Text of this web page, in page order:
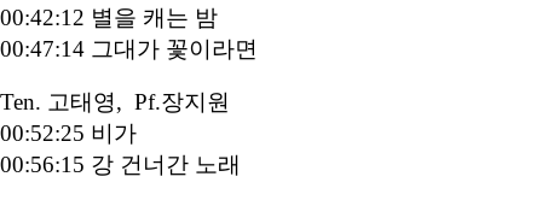
00:42:12 별을 캐는 밤
00:47:14 그대가 꽃이라면
Ten. 고태영, Pf.장지원
00:52:25 비가
00:56:15 강 건너간 노래